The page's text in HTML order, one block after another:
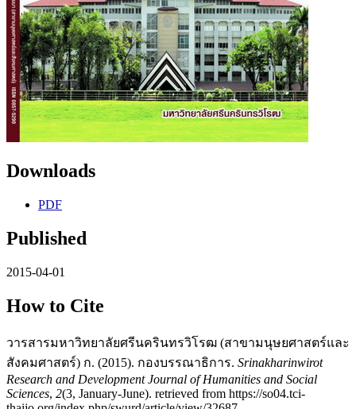
Downloads
PDF
Published
2015-04-01
How to Cite
วารสารมหาวิทยาลัยศรีนครินทรวิโรฒ (สาขามนุษยศาสตร์และ
สังคมศาสตร์) ก. (2015). กองบรรณาธิการ. Srinakharinwirot
Research and Development Journal of Humanities and Social
Sciences, 2(3, January-June). retrieved from https://so04.tci-